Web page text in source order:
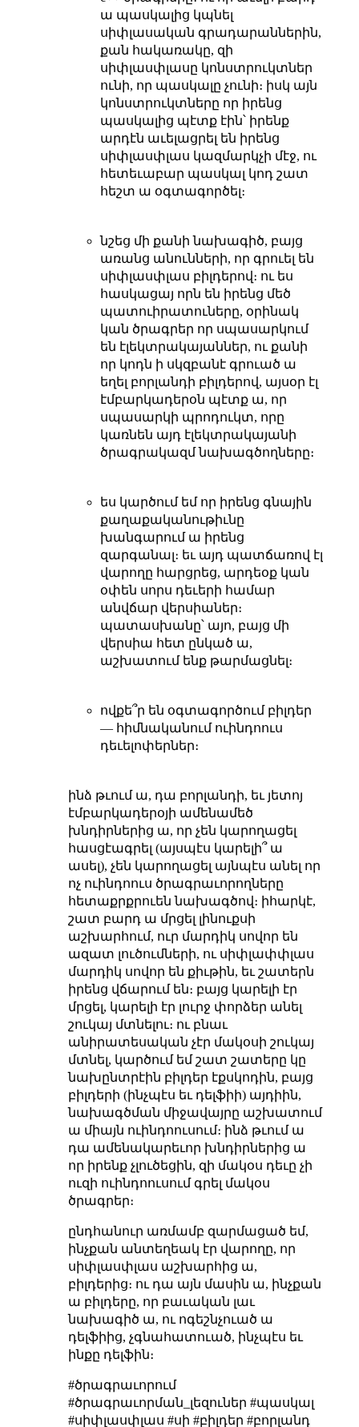
ա պասկալից կպնել
սիփլասական գրադարաններին,
քան հակառակը, զի
սիփլասփլասը կոնստրուկտներ
ունի, որ պասկալը չունի։ իսկ այն
կոնստրուկտները որ իրենց
պասկալից պէտք էին՝ իրենք
արդէն աւելացրել են իրենց
սիփլասփլաս կազմարկչի մէջ, ու
հետեւաբար պասկալ կոդ շատ
հեշտ ա օգտագործել։
նշեց մի քանի նախագիծ, բայց
առանց անունների, որ գրուել են
սիփլասփլաս բիլդերով։ ու ես
հասկացայ որն են իրենց մեծ
պատուիրատուները, օրինակ
կան ծրագրեր որ սպասարկում
են էլեկտրակայաններ, ու քանի
որ կոդն ի սկզբանէ գրուած ա
եղել բորլանդի բիլդերով, այսօր էլ
էմբարկադերօն պէտք ա, որ
սպասարկի պրոդուկտ, որը
կառնեն այդ էլեկտրակայանի
ծրագրակազմ նախագծողները։
ես կարծում եմ որ իրենց գնային
քաղաքականութիւնը
խանգարում ա իրենց
զարգանալ։ եւ այդ պատճառով էլ
վարողը հարցրեց, արդեօք կան
օփեն սորս դեւերի համար
անվճար վերսիաներ։
պատասխանը՝ այո, բայց մի
վերսիա հետ ընկած ա,
աշխատում ենք թարմացնել։
ովքե՞ր են օգտագործում բիլդեր
— հիմնականում ուինդոուս
դեւելոփերներ։
ինձ թւում ա, դա բորլանդի, եւ յետոյ
էմբարկադերօյի ամենամեծ
խնդիրներից ա, որ չեն կարողացել
հասցէագրել (այսպէս կարելի՞ ա
ասել), չեն կարողացել այնպէս անել որ
ոչ ուինդոուս ծրագրաւորողները
հետաքրքրուեն նախագծով։ իհարկէ,
շատ բարդ ա մրցել լինուքսի
աշխարհում, ուր մարդիկ սովոր են
ազատ լուծումների, ու սիփլափփլաս
մարդիկ սովոր են քիւթին, եւ շատերն
իրենց վճարում են։ բայց կարելի էր
մրցել, կարելի էր լուրջ փորձեր անել
շուկայ մտնելու։ ու բնաւ
անիրատեսական չէր մակօսի շուկայ
մտնել, կարծում եմ շատ շատերը կը
նախընտրէին բիլդեր էքսկոդին, բայց
բիլդերի (ինչպէս եւ դելֆիի) այդիին,
նախագծման միջավայրը աշխատում
ա միայն ուինդոուսում։ ինձ թւում ա
դա ամենակարեւոր խնդիրներից ա
որ իրենք չլուծեցին, զի մակօս դեւը չի
ուզի ուինդոուսում գրել մակօս
ծրագրեր։
ընդհանուր առմամբ զարմացած եմ,
ինչքան անտեղեակ էր վարողը, որ
սիփլասփլաս աշխարհից ա,
բիլդերից։ ու դա այն մասին ա, ինչքան
ա բիլդերը, որ բաւական լաւ
նախագիծ ա, ու ոգեշնչուած ա
դելֆիից, չգնահատուած, ինչպէս եւ
ինքը դելֆին։
#ծրագրաւորում
#ծրագրաւորման_լեզուներ #պասկալ
#սիփլասփլաս #սի #բիլդեր #բորլանդ